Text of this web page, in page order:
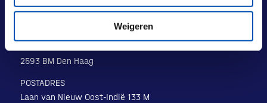
Weigeren
2593 BM Den Haag
POSTADRES
Laan van Nieuw Oost-Indië 133 M